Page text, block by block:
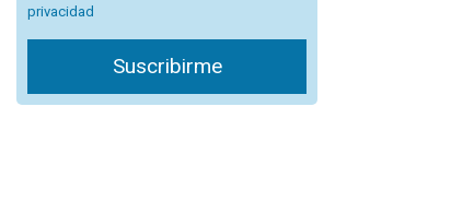
privacidad
Suscribirme